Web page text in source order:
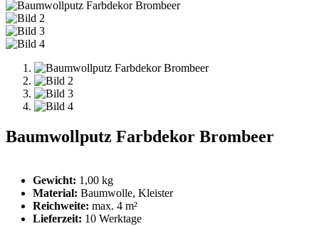
Baumwollputz Farbdekor Brombeer
Gewicht: 1,00 kg
Material: Baumwolle, Kleister
Reichweite: max. 4 m²
Lieferzeit: 10 Werktage